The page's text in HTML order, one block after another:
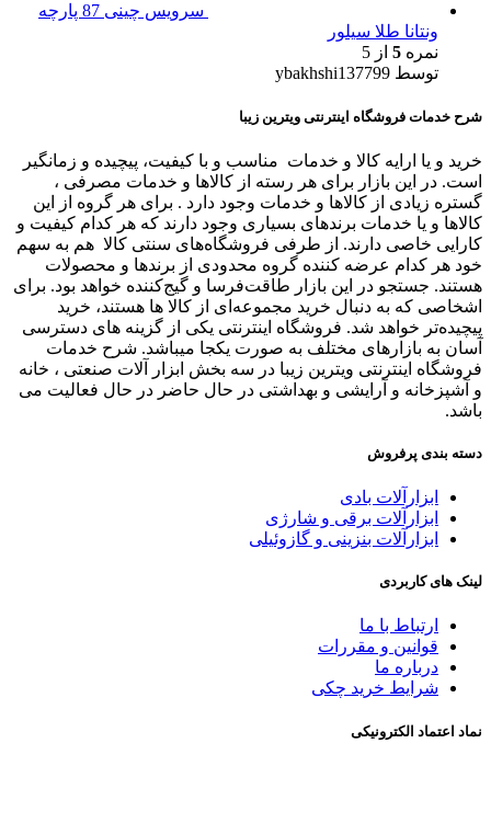
سرویس چینی 87 پارچه
ونتانا طلا سیلور
نمره 5 از 5
توسط ybakhshi137799
شرح خدمات فروشگاه اینترنتی ویترین زیبا
خرید و یا ارایه کالا و خدمات مناسب و با کیفیت، پیچیده و زمانگیر
است. در این بازار برای هر رسته از کالاها و خدمات مصرفی ،
گستره زیادی از کالاها و خدمات وجود دارد . برای هر گروه از این
کالاها و یا خدمات برندهای بسیاری وجود دارند که هر کدام کیفیت و
کارایی خاصی دارند. از طرفی فروشگاه‌های سنتی کالا هم به سهم
خود هر کدام عرضه کننده گروه محدودی از برندها و محصولات
هستند. جستجو در این بازار طاقت‌فرسا و گیج‌کننده خواهد بود. برای
اشخاصی که به دنبال خرید مجموعه‌ای از کالا ها هستند، خرید
پیچیده‌تر خواهد شد. فروشگاه اینترنتی یکی از گزینه های دسترسی
آسان به بازارهای مختلف به صورت یکجا میباشد. شرح خدمات
فروشگاه اینترنتی ویترین زیبا در سه بخش ابزار آلات صنعتی ، خانه
و آشپزخانه و آرایشی و بهداشتی در حال حاضر در حال فعالیت می
باشد.
دسته بندی پرفروش
ابزارآلات بادی
ابزارآلات برقی و شارژی
ابزارآلات بنزینی و گازوئیلی
لینک های کاربردی
ارتباط با ما
قوانین و مقررات
درباره ما
شرايط خريد چکی
نماد اعتماد الکترونیکی